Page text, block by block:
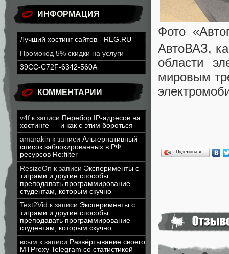
ИНФОРМАЦИЯ
Лучший хостинг сайтов - REG.RU
Промокод 5% скидки на услуги
39CC-C72F-6342-560A
КОММЕНТАРИИ
v4f к записи Перебор IP-адресов на
хостинге — и как с этим бороться
amarakin к записи Альтернативный
список заблокированных в РФ
ресурсов Re:filter
ResizeOn к записи Эксперименты с
тиграми и другие способы
преподавать программирование
студентам, которым скучно
Text2Vid к записи Эксперименты с
тиграми и другие способы
преподавать программирование
студентам, которым скучно
всым к записи Развёртывание своего
MTProxy Telegram со статистикой
Фото
АвтоВАЗ,
области
мировым
Поделиться…